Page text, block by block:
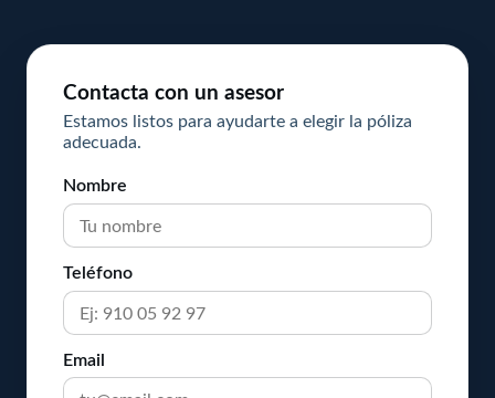
Contacta con un asesor
Estamos listos para ayudarte a elegir la póliza
adecuada.
Nombre
Teléfono
Email